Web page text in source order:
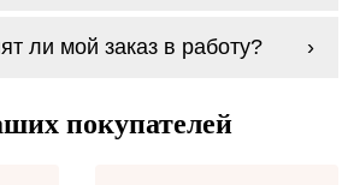
вы можете заправить
266 series. У нас можно
не подошли, мы при первом
ли мой заказ в работу?
на указанную вами
придёт письмо с копией
покупателей